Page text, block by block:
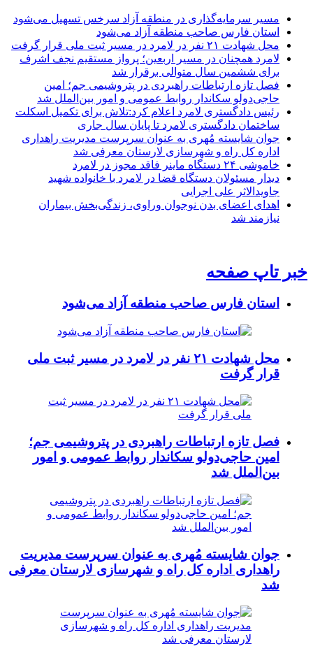
مسیر سرمایه‌گذاری در منطقه آزاد سرخس تسهیل می‌شود
استان فارس صاحب منطقه آزاد می‌شود
محل شهادت ۲۱ نفر در لامرد در مسیر ثبت ملی قرار گرفت
لامرد همچنان در مسیر اربعین؛ پرواز مستقیم نجف اشرف
برای ششمین سال متوالی برقرار شد
فصل تازه ارتباطات راهبردی در پتروشیمی جم؛ امین
حاجی‌دولو سکاندار روابط عمومی و امور بین‌الملل شد
رئیس دادگستری لامرد اعلام کرد:تلاش برای تکمیل اسکلت
ساختمان دادگستری لامرد تا پایان سال جاری
جوان شایسته مُهری به عنوان سرپرست مدیریت راهداری
اداره کل راه و شهرسازی لارستان معرفی شد
خاموشی ۲۴ دستگاه ماینر فاقد مجوز در لامرد
دیدار مسئولان دستگاه قضا در لامرد با خانواده شهید
جاویدالاثر علی اجرایی
اهدای اعضای بدن نوجوان وراوی، زندگی‌بخش بیماران
نیازمند شد
خبر تاپ صفحه
استان فارس صاحب منطقه آزاد می‌شود
محل شهادت ۲۱ نفر در لامرد در مسیر ثبت ملی
قرار گرفت
فصل تازه ارتباطات راهبردی در پتروشیمی جم؛
امین حاجی‌دولو سکاندار روابط عمومی و امور
بین‌الملل شد
جوان شایسته مُهری به عنوان سرپرست مدیریت
راهداری اداره کل راه و شهرسازی لارستان معرفی
شد